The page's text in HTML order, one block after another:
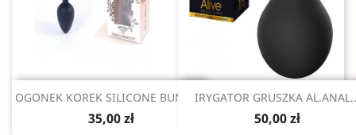
Szybki podgląd
OGONEK KOREK SILICONE BUNNY...
35,00 zł
Szybki podgląd
IRYGATOR GRUSZKA
50,00 zł